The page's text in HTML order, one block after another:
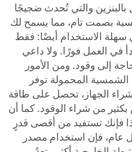
والتي تُحدث ضجيجًا
بصمت تام، مما يسمح لك
سهلة الاستخدام أيضًا: فقط
العمل فورًا. ولا داعي
إلى وقود. ومن الأمور
الشمسية المحمولة توفر
الجهاز، تحصل على طاقة
من شراء الوقود. كما أن
فإنك تستفيد من أقصى قدرٍ
فإن استخدام مصدر